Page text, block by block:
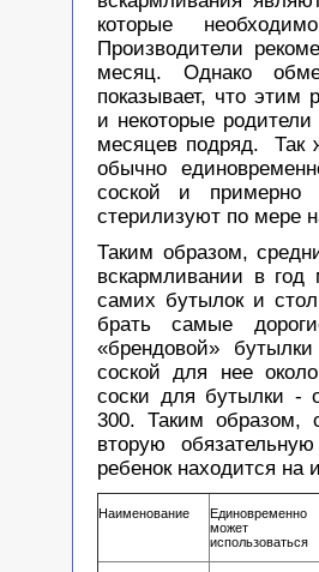
которые
Производители
месяц. Однако
показывает, что этим
и некоторые
месяцев подряд. Так
обычно
соской и примерно
стерилизуют по мере
Таким образом,
вскармливании в
самих бутылок и
брать самые
«брендовой»
соской для нее
соски для бутылки -
300. Таким образом,
вторую
ребенок находится на
Наименование
Единовременно
может
использоваться